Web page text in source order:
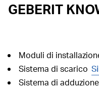
GEBERIT
Moduli di
Sistema di scarico
Sistema di